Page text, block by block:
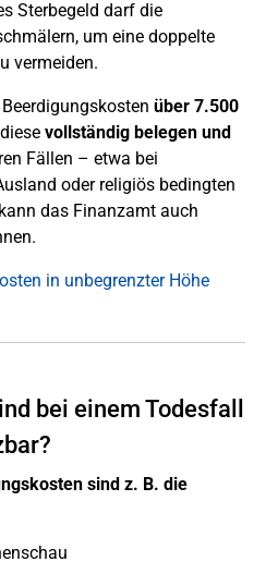
Sterbegeld darf die
um eine doppelte
vermeiden.
über 7.500
vollständig belegen und
Fällen – etwa bei
oder religiös bedingten
das Finanzamt auch
in unbegrenzter Höhe
bei einem Todesfall
sind z. B. die